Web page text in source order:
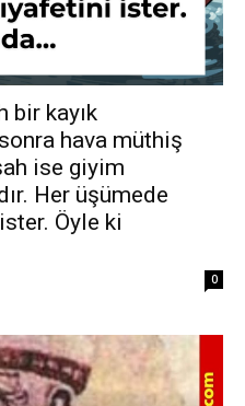
bir kayık
hava müthiş
ise giyim
Her üşümede
Öyle ki
0